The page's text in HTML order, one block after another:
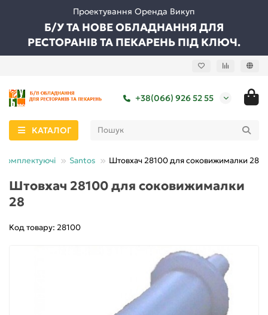
Проектування Оренда Викуп
Б/У ТА НОВЕ ОБЛАДНАННЯ ДЛЯ
РЕСТОРАНІВ ТА ПЕКАРЕНЬ ПІД КЛЮЧ.
+38(066) 926 52 55
КАТАЛОГ
комплектуючі Santos Штовхач 28100 для соковижималки 28
Штовхач 28100 для соковижималки
28
Код товару: 28100